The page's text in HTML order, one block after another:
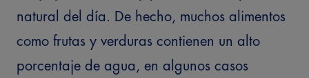
natural del día. De hecho, muchos alimentos
como frutas y verduras contienen un alto
porcentaje de agua, en algunos casos